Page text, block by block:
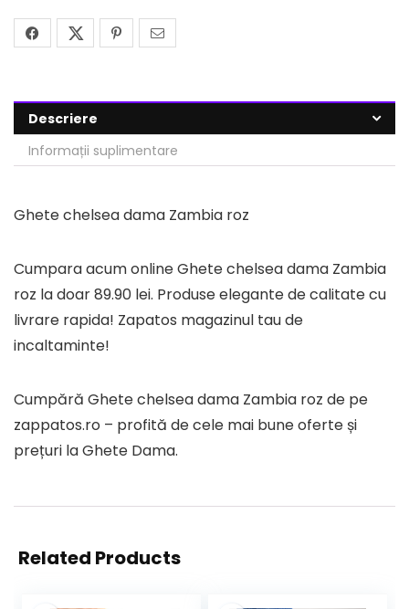
Descriere
Informații suplimentare
Ghete chelsea dama Zambia roz
Cumpara acum online Ghete chelsea dama Zambia
roz la doar 89.90 lei. Produse elegante de calitate cu
livrare rapida! Zapatos magazinul tau de
incaltaminte!
Cumpără Ghete chelsea dama Zambia roz de pe
zappatos.ro – profită de cele mai bune oferte și
prețuri la Ghete Dama.
Related Products